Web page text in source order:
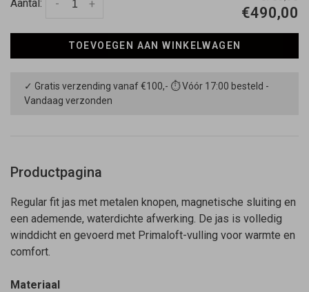
Aantal: +
-
€490,00
TOEVOEGEN AAN WINKELWAGEN
✓ Gratis verzending vanaf €100,- ⏱ Vóór 17:00 besteld -
Vandaag verzonden
Productpagina
Regular fit jas met metalen knopen, magnetische sluiting en
een ademende, waterdichte afwerking. De jas is volledig
winddicht en gevoerd met Primaloft-vulling voor warmte en
comfort.
Materiaal